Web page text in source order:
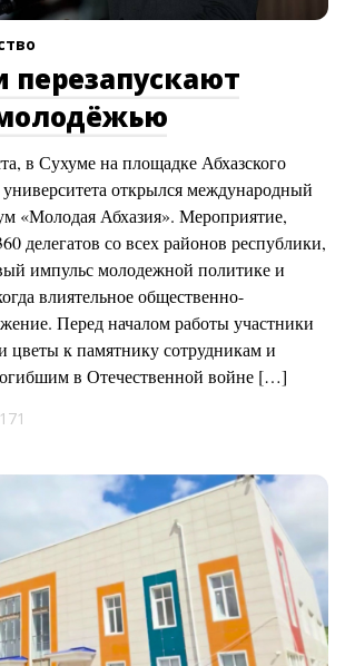
перезапускают
в Сухуме на площадке Абхазского
университета открылся международный
«Молодая Абхазия». Мероприятие,
делегатов со всех районов республики,
импульс молодежной политике и
влиятельное общественно-
Перед началом работы участники
цветы к памятнику сотрудникам и
в Отечественной войне […]